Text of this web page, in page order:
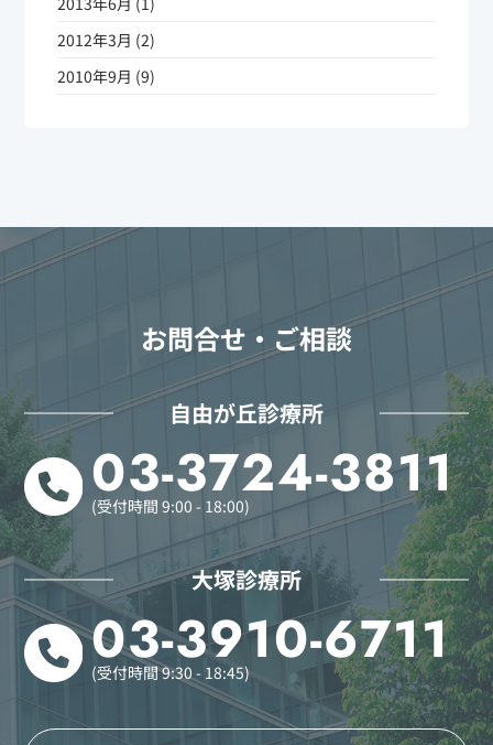
2012年3月 (2)
2010年9月 (9)
お問合せ・ご相談
自由が丘診療所
03-3724-3811
(受付時間 9:00 - 18:00)
大塚診療所
03-3910-6711
(受付時間 9:30 - 18:45)